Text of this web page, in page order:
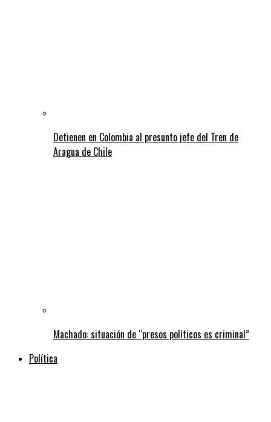
Detienen en Colombia al presunto jefe del Tren de
Aragua de Chile
Machado: situación de “presos políticos es criminal”
Política